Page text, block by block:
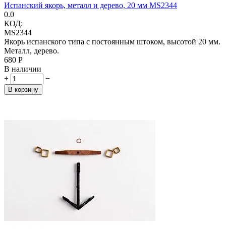
Испанский якорь, металл и дерево, 20 мм MS2344
0.0
КОД:
MS2344
Якорь испанского типа с постоянным штоком, высотой 20 мм.
Металл, дерево.
‍680‍ Р
В наличии
+
−
В корзину